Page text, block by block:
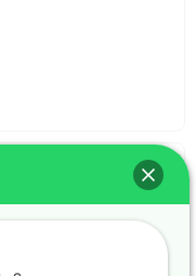
ULTRA BIKES ROJO